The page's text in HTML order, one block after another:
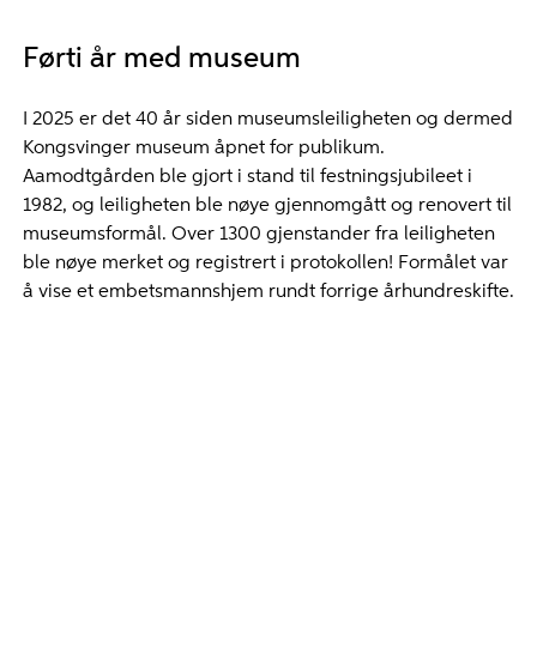
Førti år med museum
I 2025 er det 40 år siden museumsleiligheten og dermed
Kongsvinger museum åpnet for publikum.
Aamodtgården ble gjort i stand til festningsjubileet i
1982, og leiligheten ble nøye gjennomgått og renovert til
museumsformål. Over 1300 gjenstander fra leiligheten
ble nøye merket og registrert i protokollen! Formålet var
å vise et embetsmannshjem rundt forrige århundreskifte.